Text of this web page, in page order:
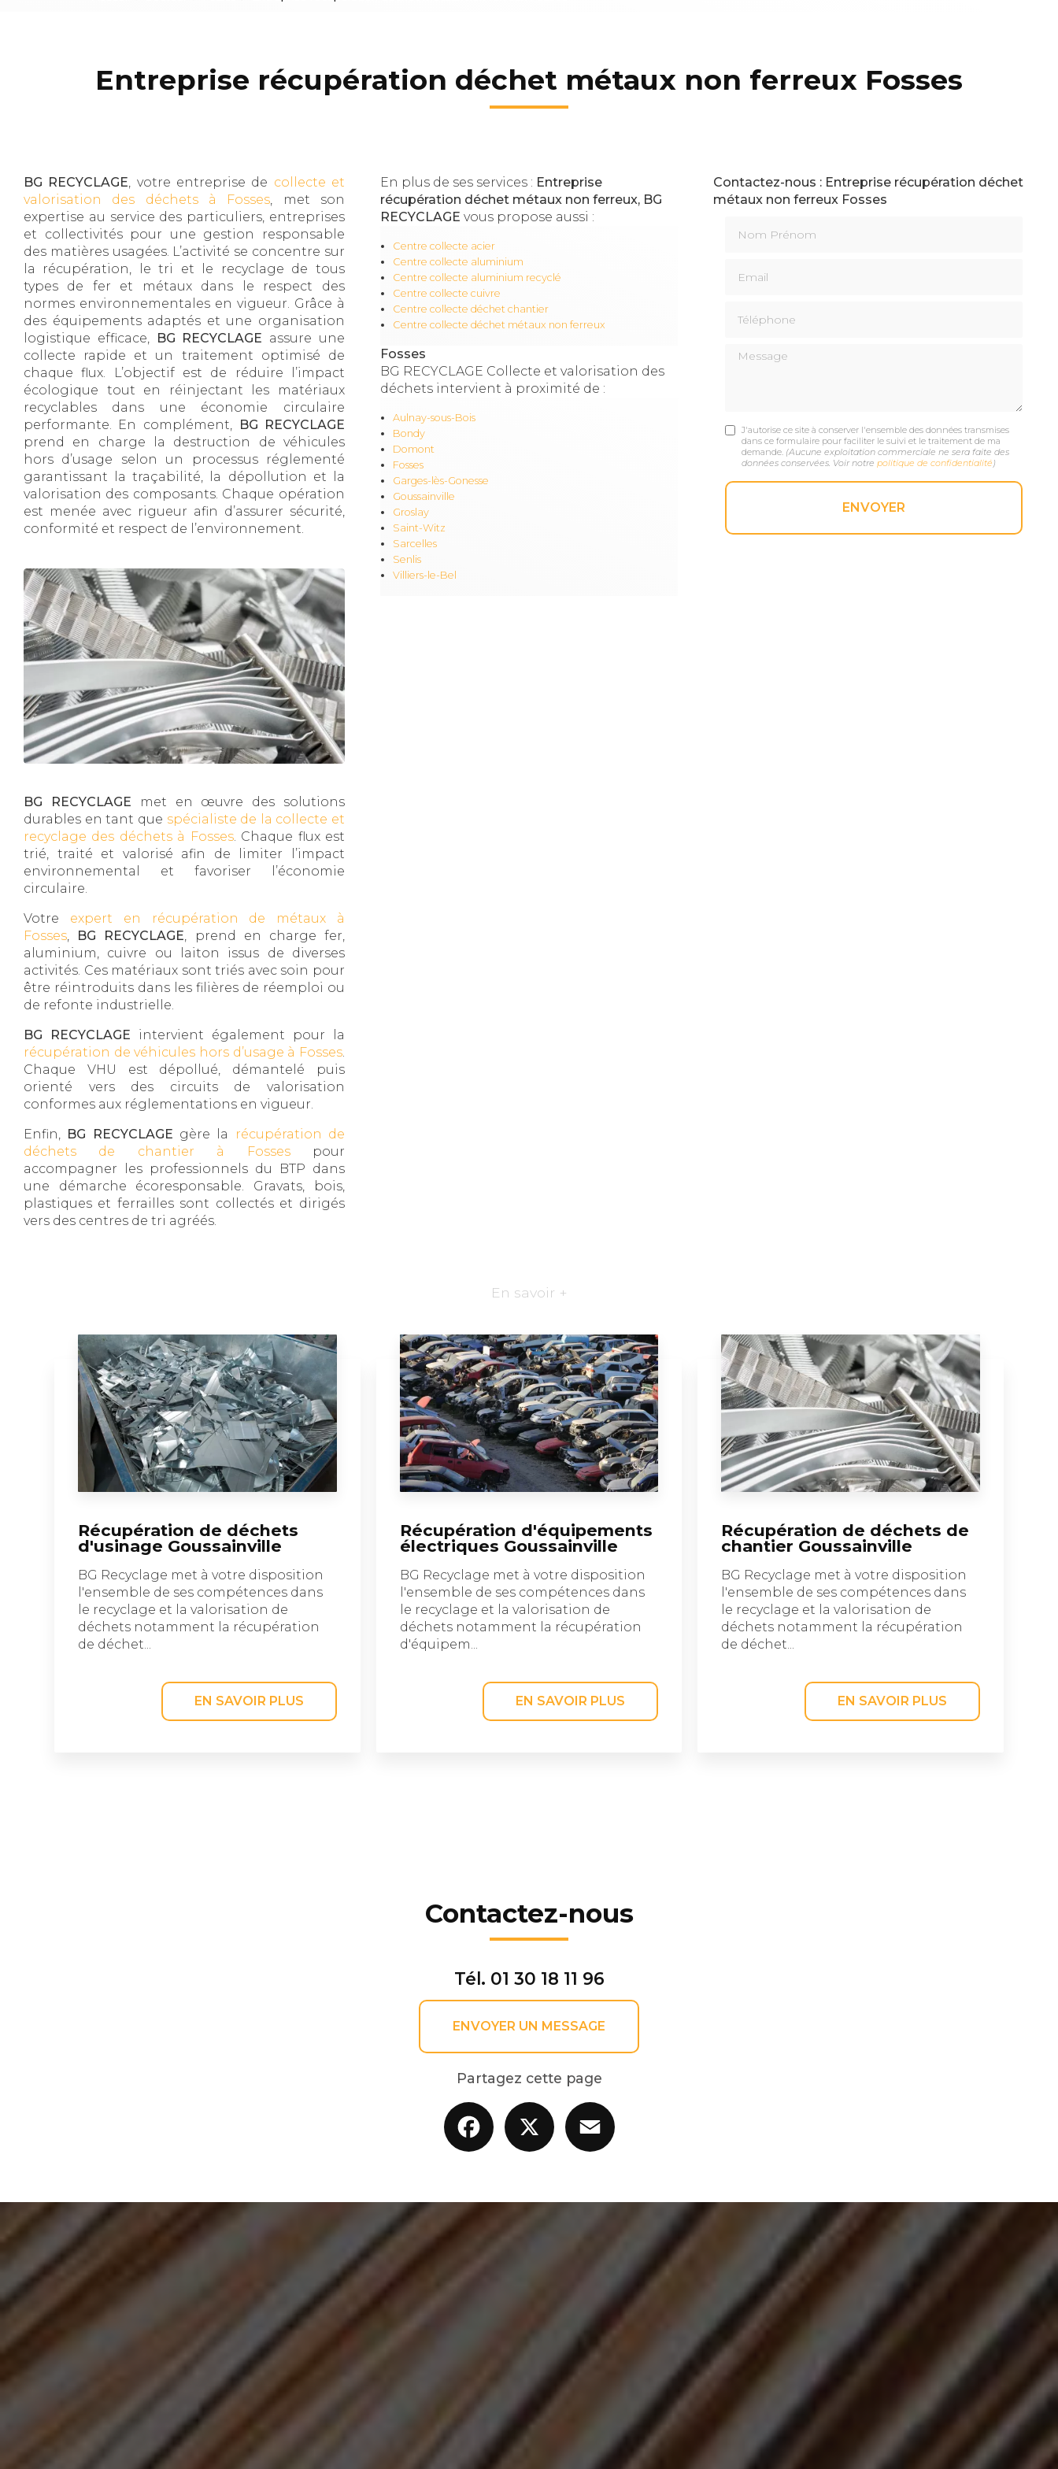
Entreprise récupération déchet métaux non ferreux Fosses
BG RECYCLAGE, votre entreprise de collecte et
valorisation des déchets à Fosses, met son
expertise au service des particuliers, entreprises
et collectivités pour une gestion responsable
des matières usagées. L’activité se concentre sur
la récupération, le tri et le recyclage de tous
types de fer et métaux dans le respect des
normes environnementales en vigueur. Grâce à
des équipements adaptés et une organisation
logistique efficace,
BG RECYCLAGE assure une
collecte rapide et un traitement optimisé de
chaque flux. L’objectif est de réduire l’impact
écologique tout en réinjectant les matériaux
recyclables dans une économie circulaire
performante. En complément,
BG RECYCLAGE
prend en charge la destruction de véhicules
hors d’usage selon un processus réglementé
garantissant la traçabilité, la dépollution et la
valorisation des composants. Chaque opération
est menée avec rigueur afin d’assurer sécurité,
conformité et respect de l’environnement.
BG RECYCLAGE met en œuvre des solutions
durables en tant que spécialiste de la collecte et
recyclage des déchets à Fosses. Chaque flux est
trié, traité et valorisé afin de limiter l’impact
environnemental et favoriser l’économie
circulaire.
Votre expert en récupération de métaux à
Fosses, BG RECYCLAGE, prend en charge fer,
aluminium, cuivre ou laiton issus de diverses
activités. Ces matériaux sont triés avec soin pour
être réintroduits dans les filières de réemploi ou
de refonte industrielle.
BG RECYCLAGE intervient également pour la
récupération de véhicules hors d’usage à Fosses.
Chaque VHU est dépollué, démantelé puis
orienté vers des circuits de valorisation
conformes aux réglementations en vigueur.
Enfin, BG RECYCLAGE gère la
récupération de
déchets de chantier à Fossespour
accompagner les professionnels du BTP dans
une démarche écoresponsable. Gravats, bois,
plastiques et ferrailles sont collectés et dirigés
vers des centres de tri agréés.
En plus de ses services : Entreprise
récupération déchet métaux non ferreux, BG
RECYCLAGE vous propose aussi :
Centre collecte acier
Centre collecte aluminium
Centre collecte aluminium recyclé
Centre collecte cuivre
Centre collecte déchet chantier
Centre collecte déchet métaux non ferreux
Fosses
BG RECYCLAGE Collecte et valorisation des
déchets intervient à proximité de :
Aulnay-sous-Bois
Bondy
Domont
Fosses
Garges-lès-Gonesse
Goussainville
Groslay
Saint-Witz
Sarcelles
Senlis
Villiers-le-Bel
Contactez-nous : Entreprise récupération déchet
métaux non ferreux Fosses
Message
J'autorise ce site à conserver l'ensemble des données transmises
dans ce formulaire pour faciliter le suivi et le traitement de ma
demande. (Aucune exploitation commerciale ne sera faite des
données conservées. Voir notre politique de confidentialité )
En savoir +
Récupération de déchets
d'usinage Goussainville
BG Recyclage met à votre disposition
l'ensemble de ses compétences dans
le recyclage et la valorisation de
déchets notamment la récupération
de déchet...
EN SAVOIR PLUS
Récupération d'équipements
électriques Goussainville
BG Recyclage met à votre disposition
l'ensemble de ses compétences dans
le recyclage et la valorisation de
déchets notamment la récupération
d'équipem...
EN SAVOIR PLUS
Récupération de déchets de
chantier Goussainville
BG Recyclage met à votre disposition
l'ensemble de ses compétences dans
le recyclage et la valorisation de
déchets notamment la récupération
de déchet...
EN SAVOIR PLUS
Contactez-nous
Tél. 01 30 18 11 96
ENVOYER UN MESSAGE
Partagez cette page
Facebook